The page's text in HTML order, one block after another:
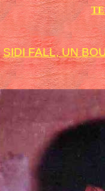
SIDI FALL, UN